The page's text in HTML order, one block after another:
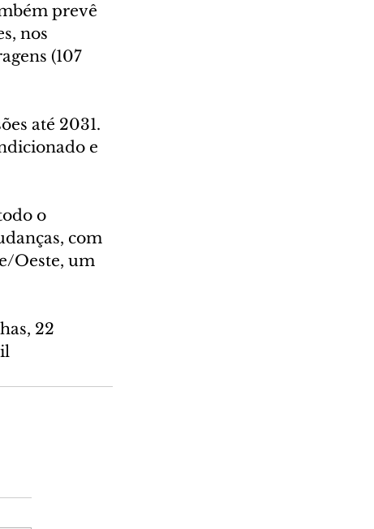
prevê
nos
(107
até 2031.
e
o
com
Oeste, um
22